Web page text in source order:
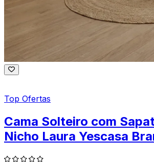
Top Ofertas
Cama Solteiro com
Nicho Laura Yescasa